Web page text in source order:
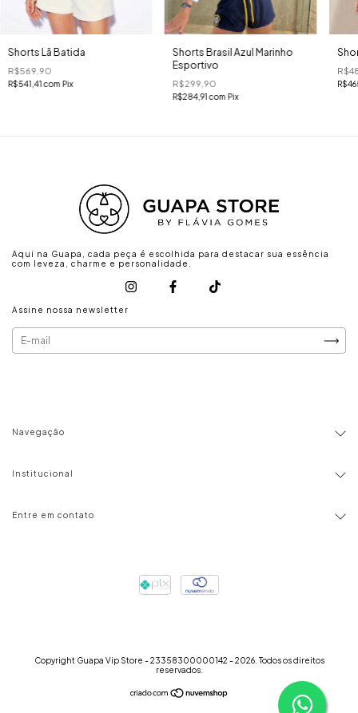
Shorts Lã Batida
R$569,90
R$541,41com Pix
Shorts Brasil Azul Marinho
Esportivo
R$299,90
R$284,91com Pix
Aqui na Guapa, cada peça é escolhida para destacar sua essência
com leveza, charme e personalidade.
Assine nossa newsletter
Navegação
Institucional
Entre em contato
Copyright Guapa Vip Store - 23358300000142 - 2026. Todos os direitos
reservados.